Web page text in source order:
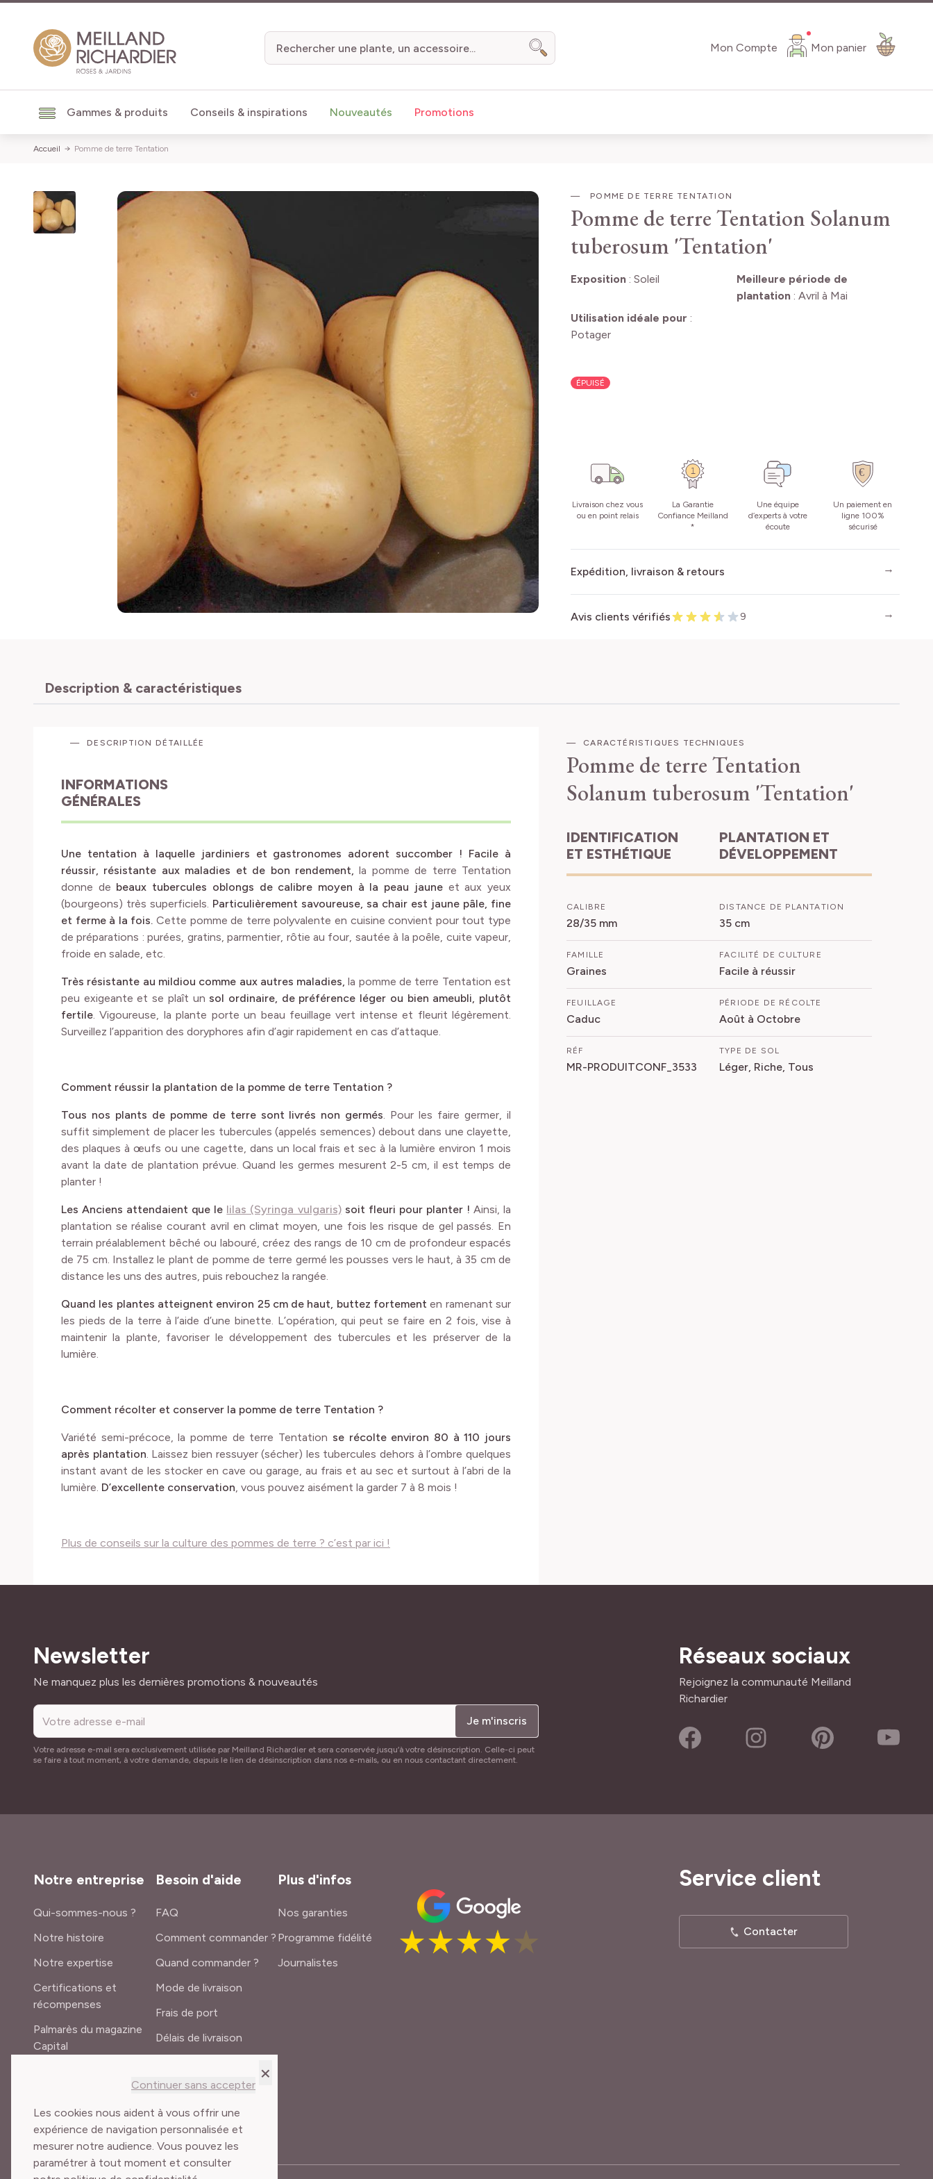
×
Continuer sans accepter
Les cookies nous aident à vous offrir une
expérience de navigation personnalisée et
mesurer notre audience. Vous pouvez les
paramétrer à tout moment et consulter
Mon Compte Mon panier
Gammes & produits Conseils & inspirations Nouveautés Promotions
Chercher
Accueil Pomme de terre Tentation
POMME DE TERRE TENTATION
Pomme de terre Tentation Solanum
tuberosum 'Tentation'
Exposition: Soleil
Meilleure période de
plantation: Avril à Mai
Utilisation idéale pour :
Potager
ÉPUISÉ
Livraison chez vous
ou en point relais
La Garantie
Confiance Meilland
*
Une équipe
d’experts à votre
écoute
Un paiement en
ligne 100%
sécurisé
Expédition, livraison & retours
Avis clients vérifiés 9
Description & caractéristiques
DESCRIPTION DÉTAILLÉE
INFORMATIONS
GÉNÉRALES
Une tentation à laquelle jardiniers et gastronomes adorent succomber ! Facile à
réussir, résistante aux maladies et de bon rendement,la pomme de terre Tentation
donne de beaux tubercules oblongs de calibre moyen à la peau jauneet aux yeux
(bourgeons) très superficiels. Particulièrement savoureuse, sa chair est jaune pâle, fine
et ferme à la fois. Cette pomme de terre polyvalente en cuisine convient pour tout type
de préparations : purées, gratins, parmentier, rôtie au four, sautée à la poêle, cuite vapeur,
froide en salade, etc.
Très résistante au mildiou comme aux autres maladies, la pomme de terre Tentation est
peu exigeante et se plaît unsol ordinaire, de préférence léger ou bien ameubli, plutôt
fertile. Vigoureuse, la plante porte un beau feuillage vert intense et fleurit légèrement.
Surveillez l’apparition des doryphores afin d’agir rapidement en cas d’attaque.
Comment réussir la plantation de la pomme de terre Tentation ?
Tous nos plants de pomme de terre sont livrés non germés. Pour les faire germer, il
suffit simplement de placer les tubercules (appelés semences) debout dans une clayette,
des plaques à œufs ou une cagette, dans un local frais et sec à la lumière environ 1 mois
avant la date de plantation prévue. Quand les germes mesurent 2-5 cm, il est temps de
planter !
Les Anciens attendaient que le lilas (Syringa vulgaris)soit fleuri pour planter ! Ainsi, la
plantation se réalise courant avril en climat moyen, une fois les risque de gel passés. En
terrain préalablement bêché ou labouré, créez des rangs de 10 cm de profondeur espacés
de 75 cm. Installez le plant de pomme de terre germé les pousses vers le haut, à 35 cm de
distance les uns des autres, puis rebouchez la rangée.
Quand les plantes atteignent environ 25 cm de haut, buttez fortementen ramenant sur
les pieds de la terre à l’aide d’une binette. L’opération, qui peut se faire en 2 fois, vise à
maintenir la plante, favoriser le développement des tubercules et les préserver de la
lumière.
Comment récolter et conserver la pomme de terre Tentation ?
Variété semi-précoce, la pomme de terre Tentation se récolte environ 80 à 110 jours
après plantation. Laissez bien ressuyer (sécher) les tubercules dehors à l’ombre quelques
instant avant de les stocker en cave ou garage, au frais et au sec et surtout à l’abri de la
lumière. D’excellente conservation, vous pouvez aisément la garder 7 à 8 mois !
Plus de conseils sur la culture des pommes de terre ? c’est par ici !
CARACTÉRISTIQUES TECHNIQUES
Pomme de terre Tentation
Solanum tuberosum 'Tentation'
IDENTIFICATION
ET ESTHÉTIQUE
CALIBRE
28/35 mm
FAMILLE
Graines
FEUILLAGE
Caduc
RÉF
MR-PRODUITCONF_3533
PLANTATION ET
DÉVELOPPEMENT
DISTANCE DE PLANTATION
35 cm
FACILITÉ DE CULTURE
Facile à réussir
PÉRIODE DE RÉCOLTE
Août à Octobre
TYPE DE SOL
Léger, Riche, Tous
Newsletter
Adresse mail
Ne manquez plus les dernières promotions & nouveautés
Je m'inscris
Votre adresse e-mail sera exclusivement utilisée par Meilland Richardier et sera conservée jusqu’à votre désinscription. Celle-ci peut
se faire à tout moment, à votre demande, depuis le lien de désinscription dans nos e-mails, ou en nous contactant directement.
Réseaux sociaux
Rejoignez la communauté Meilland
Richardier
Notre entreprise
Qui-sommes-nous ?
Notre histoire
Notre expertise
Certifications et
récompenses
Palmarès du magazine
Capital
Besoin d'aide
FAQ
Comment commander ?
Quand commander ?
Mode de livraison
Frais de port
Délais de livraison
Plus d'infos
Nos garanties
Programme fidélité
Journalistes
Service client
Contacter